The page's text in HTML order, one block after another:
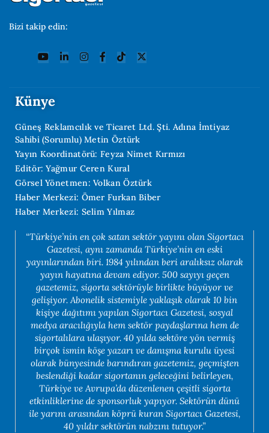
Bizi takip edin:
Künye
Güneş Reklamcılık ve Ticaret Ltd. Şti. Adına İmtiyaz
Sahibi (Sorumlu) Metin Öztürk
Yayın Koordinatörü: Feyza Nimet Kırmızı
Editör: Yağmur Ceren Kural
Görsel Yönetmen: Volkan Öztürk
Haber Merkezi: Ömer Furkan Biber
Haber Merkezi: Selim Yılmaz
“Türkiye’nin en çok satan sektör yayını olan Sigortacı
Gazetesi, aynı zamanda Türkiye’nin en eski
yayınlarından biri. 1984 yılından beri aralıksız olarak
yayın hayatına devam ediyor. 500 sayıyı geçen
gazetemiz, sigorta sektörüyle birlikte büyüyor ve
gelişiyor. Abonelik sistemiyle yaklaşık olarak 10 bin
kişiye dağıtımı yapılan Sigortacı Gazetesi, sosyal
medya aracılığıyla hem sektör paydaşlarına hem de
sigortalılara ulaşıyor. 40 yılda sektöre yön vermiş
birçok ismin köşe yazarı ve danışma kurulu üyesi
olarak bünyesinde barındıran gazetemiz, geçmişten
beslendiği kadar sigortanın geleceğini belirleyen,
Türkiye ve Avrupa’da düzenlenen çeşitli sigorta
etkinliklerine de sponsorluk yapıyor. Sektörün dünü
ile yarını arasından köprü kuran Sigortacı Gazetesi,
40 yıldır sektörün nabzını tutuyor.”